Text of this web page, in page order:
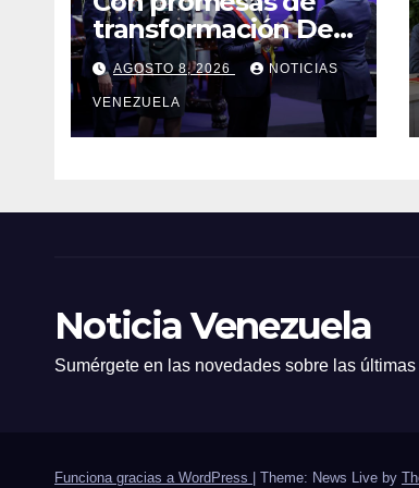
transformación De
la Espriella jura
como presidente de
Colombia
AGOSTO 8, 2026 NOTICIAS
VENEZUELA
Noticia Venezuela
Sumérgete en las novedades sobre las
Funciona gracias a WordPress Theme: News Live by